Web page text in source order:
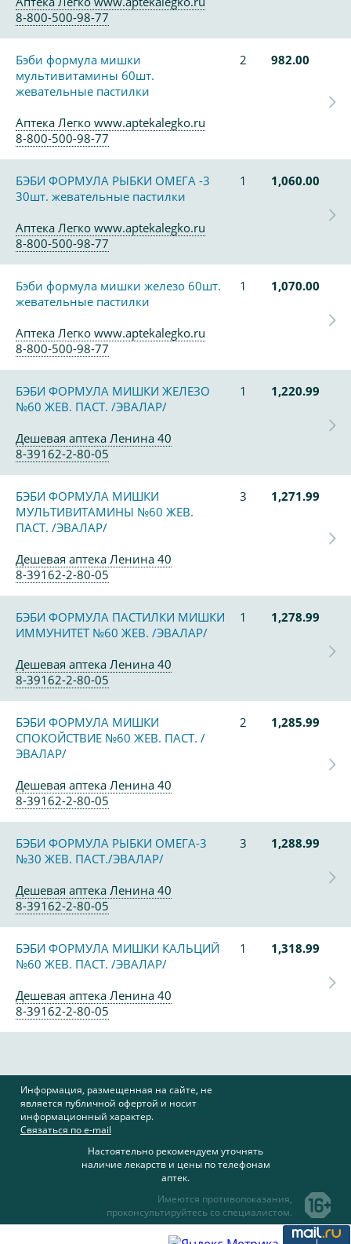
8-800-500-98-77
Бэби формула мишки
мультивитамины 60шт.
жевательные пастилки
2 982.00
Аптека Легко www.aptekalegko.ru
8-800-500-98-77
БЭБИ ФОРМУЛА РЫБКИ ОМЕГА -3
30шт. жевательные пастилки
1 1,060.00
Аптека Легко www.aptekalegko.ru
8-800-500-98-77
Бэби формула мишки железо 60шт.
жевательные пастилки
1 1,070.00
Аптека Легко www.aptekalegko.ru
8-800-500-98-77
БЭБИ ФОРМУЛА МИШКИ ЖЕЛЕЗО
№60 ЖЕВ. ПАСТ. /ЭВАЛАР/
1 1,220.99
Дешевая аптека Ленина 40
8-39162-2-80-05
БЭБИ ФОРМУЛА МИШКИ
МУЛЬТИВИТАМИНЫ №60 ЖЕВ.
ПАСТ. /ЭВАЛАР/
3 1,271.99
Дешевая аптека Ленина 40
8-39162-2-80-05
БЭБИ ФОРМУЛА ПАСТИЛКИ МИШКИ
ИММУНИТЕТ №60 ЖЕВ. /ЭВАЛАР/
1 1,278.99
Дешевая аптека Ленина 40
8-39162-2-80-05
БЭБИ ФОРМУЛА МИШКИ
СПОКОЙСТВИЕ №60 ЖЕВ. ПАСТ. /
ЭВАЛАР/
2 1,285.99
Дешевая аптека Ленина 40
8-39162-2-80-05
БЭБИ ФОРМУЛА РЫБКИ ОМЕГА-3
№30 ЖЕВ. ПАСТ./ЭВАЛАР/
3 1,288.99
Дешевая аптека Ленина 40
8-39162-2-80-05
БЭБИ ФОРМУЛА МИШКИ КАЛЬЦИЙ
№60 ЖЕВ. ПАСТ. /ЭВАЛАР/
1 1,318.99
Дешевая аптека Ленина 40
8-39162-2-80-05
Информация, размещенная на сайте, не
является публичной офертой и носит
информационный характер.
Связаться по e-mail
Настоятельно рекомендуем уточнять
наличие лекарств и цены по телефонам
аптек.
Имеются противопоказания,
проконсультируйтесь со специалистом.